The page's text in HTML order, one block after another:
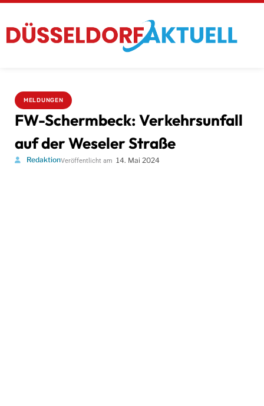
MELDUNGEN
FW-Schermbeck: Verkehrsunfall
auf der Weseler Straße
RedaktionVeröffentlicht am 14. Mai 2024